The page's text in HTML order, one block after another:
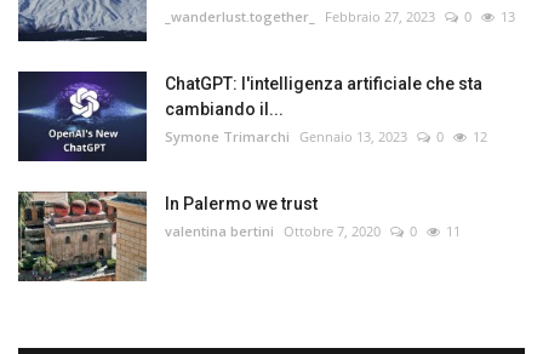
_wanderlust.together_ Febbraio 27, 2023 0 13
ChatGPT: l'intelligenza artificiale che sta
cambiando il...
Symone Trimarchi Gennaio 13, 2023 0 12
In Palermo we trust
valentina bertini Ottobre 7, 2020 0 11